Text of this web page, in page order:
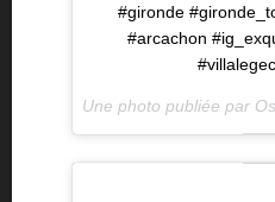
#gironde
#arcachon